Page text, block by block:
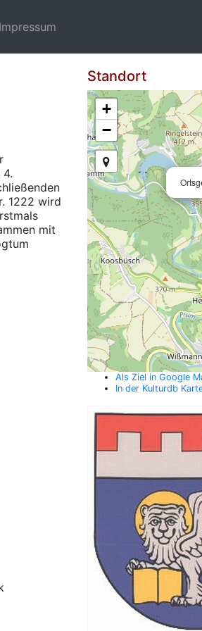
Impressum
1222 wird
mit
Standort
+
−
Als Ziel in Google
In der Kulturdb